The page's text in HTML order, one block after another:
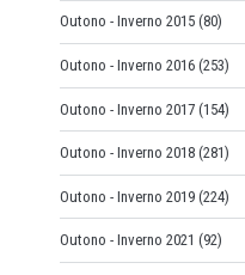
Outono - Inverno 2015 (80)
Outono - Inverno 2016 (253)
Outono - Inverno 2017 (154)
Outono - Inverno 2018 (281)
Outono - Inverno 2019 (224)
Outono - Inverno 2021 (92)